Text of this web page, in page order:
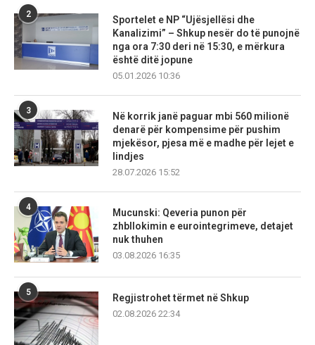
2
Sportelet e NP “Ujësjellësi dhe
Kanalizimi” – Shkup nesër do të punojnë
nga ora 7:30 deri në 15:30, e mërkura
është ditë jopune
05.01.2026 10:36
3
Në korrik janë paguar mbi 560 milionë
denarë për kompensime për pushim
mjekësor, pjesa më e madhe për lejet e
lindjes
28.07.2026 15:52
4
Mucunski: Qeveria punon për
zhbllokimin e eurointegrimeve, detajet
nuk thuhen
03.08.2026 16:35
5
Regjistrohet tërmet në Shkup
02.08.2026 22:34